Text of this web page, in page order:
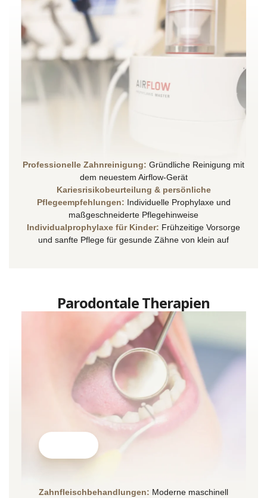
Professionelle Zahnreinigung: Gründliche Reinigung mit
dem neuestem Airflow-Gerät
Kariesrisikobeurteilung & persönliche
Pflegeempfehlungen: Individuelle Prophylaxe und
maßgeschneiderte Pflegehinweise
Individualprophylaxe für Kinder: Frühzeitige Vorsorge
und sanfte Pflege für gesunde Zähne von klein auf
Parodontale Therapien
Zahnfleischbehandlungen: Moderne maschinell